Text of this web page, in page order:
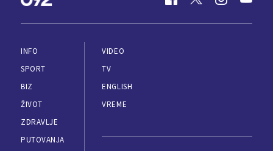
INFO
SPORT
BIZ
ŽIVOT
ZDRAVLJE
PUTOVANJA
VIDEO
TV
ENGLISH
VREME